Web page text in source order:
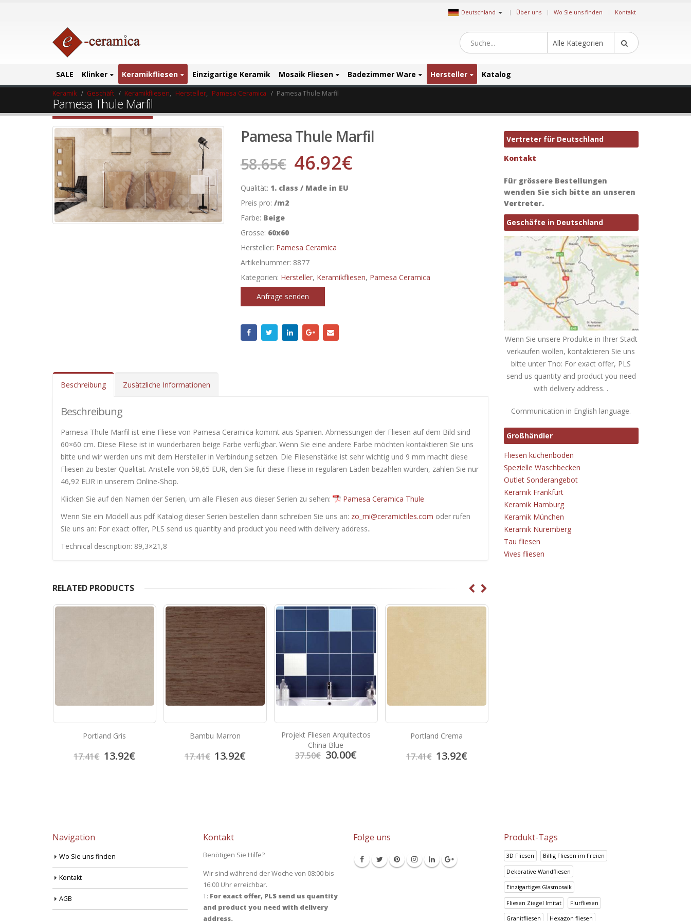
Deutschland | Über uns Wo Sie uns finden Kontakt
Alle Kategorien
SALE Klinker Keramikfliesen Einzigartige Keramik Mosaik Fliesen Badezimmer Ware Hersteller Katalog
Keramik Geschäft Keramikfliesen, Hersteller, Pamesa Ceramica Pamesa Thule Marfil
Pamesa Thule Marfil
Pamesa Thule Marfil
58.65€ 46.92€
Qualität: 1. class / Made in EU
Preis pro: /m2
Farbe: Beige
Grosse: 60x60
Hersteller: Pamesa Ceramica
Artikelnummer: 8877
Kategorien: Hersteller, Keramikfliesen, Pamesa Ceramica
Anfrage senden
Beschreibung Zusätzliche Informationen
Beschreibung
Pamesa Thule Marfil ist eine Fliese von Pamesa Ceramica kommt aus Spanien. Abmessungen der Fliesen auf dem Bild sind
60×60 cm. Diese Fliese ist in wunderbaren beige Farbe verfügbar. Wenn Sie eine andere Farbe möchten kontaktieren Sie uns
bitte und wir werden uns mit dem Hersteller in Verbindung setzen. Die Fliesenstärke ist sehr wichtig und 9 mm macht diese
Fliesen zu bester Qualität. Anstelle von 58,65 EUR, den Sie für diese Fliese in regulären Läden bezahlen würden, zahlen Sie nur
46,92 EUR in unserem Online-Shop.
Klicken Sie auf den Namen der Serien, um alle Fliesen ​​aus dieser Serien zu sehen:
Pamesa Ceramica Thule
Wenn Sie ein Modell aus pdf Katalog dieser Serien bestellen dann schreiben Sie uns an: zo_mi@ceramictiles.com oder rufen
Sie uns an: For exact offer, PLS send us quantity and product you need with delivery address..
Technical description: 89,3×21,8
RELATED PRODUCTS
Bambu Marron
17.41€ 13.92€
Projekt Fliesen Arquitectos
37.50€ 30.00€
Portland Crema
17.41€ 13.92€
Prisma Blanco
18.69€ 14.95€
Vertreter für Deutschland
Kontakt
Für grössere Bestellungen
wenden Sie sich bitte an unseren
Vertreter.
Geschäfte in Deutschland
Wenn Sie unsere Produkte in Ihrer Stadt
verkaufen wollen, kontaktieren Sie uns
bitte unter Tno: For exact offer, PLS
send us quantity and product you need
with delivery address. .
Communication in English language.
Großhändler
Fliesen küchenboden
Spezielle Waschbecken
Outlet Sonderangebot
Keramik Frankfurt
Keramik Hamburg
Keramik München
Keramik Nuremberg
Tau fliesen
Vives fliesen
Navigation
Wo Sie uns finden
Kontakt
AGB
Kontakt
Benötigen Sie Hilfe?
Wir sind während der Woche von 08:00 bis
16:00 Uhr erreichbar.
T: For exact offer, PLS send us quantity
and product you need with delivery
address.
Folge uns Produkt-Tags
3D Fliesen Billig Fliesen im Freien
Dekorative Wandfliesen
Einzigartiges Glasmosaik
Fliesen Ziegel Imitat Flurfliesen
Granitfliesen Hexagon fliesen